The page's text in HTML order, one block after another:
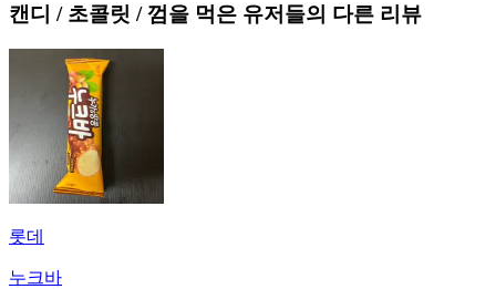
캔디 / 초콜릿 / 껌을 먹은 유저들의 다른 리뷰
롯데
누크바